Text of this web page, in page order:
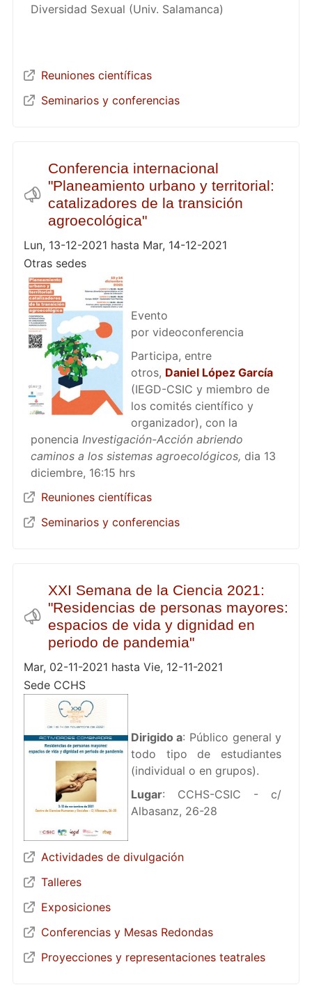
Diversidad Sexual (Univ. Salamanca)
Reuniones científicas
Seminarios y conferencias
Conferencia internacional
"Planeamiento urbano y territorial:
catalizadores de la transición
agroecológica"
Lun, 13-12-2021 hasta Mar, 14-12-2021
Otras sedes
Evento
por videoconferencia
Participa, entre
otros, Daniel López García
(IEGD-CSIC y miembro de
los comités científico y
organizador), con la
ponencia Investigación-Acción abriendo
caminos a los sistemas agroecológicos, dia 13
diciembre, 16:15 hrs
Reuniones científicas
Seminarios y conferencias
XXI Semana de la Ciencia 2021:
"Residencias de personas mayores:
espacios de vida y dignidad en
periodo de pandemia"
Mar, 02-11-2021 hasta Vie, 12-11-2021
Sede CCHS
Dirigido a: Público general y
todo tipo de estudiantes
(individual o en grupos).
Lugar: CCHS-CSIC - c/
Albasanz, 26-28
Actividades de divulgación
Talleres
Exposiciones
Conferencias y Mesas Redondas
Proyecciones y representaciones teatrales